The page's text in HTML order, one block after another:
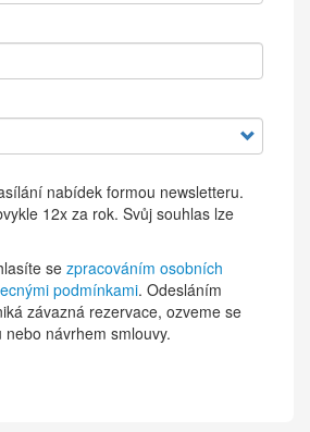
nabídek formou newsletteru.
12x za rok. Svůj souhlas lze
se zpracováním osobních
podmínkami. Odesláním
závazná rezervace, ozveme se
návrhem smlouvy.